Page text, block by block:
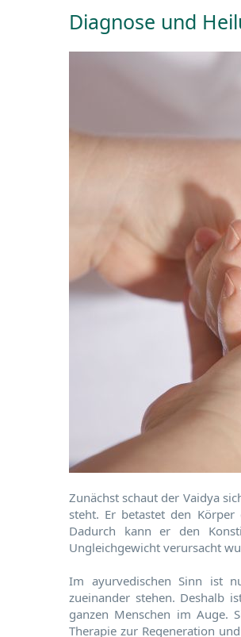
Diagnose und
Zunächst schaut der Vaidya
steht. Er betastet den Körper
Dadurch kann er den
Ungleichgewicht verursacht
Im ayurvedischen Sinn ist
zueinander stehen. Deshalb
ganzen Menschen im Auge.
Therapie zur Regeneration